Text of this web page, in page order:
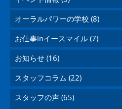
オーラルパワーの学校 (8)
お仕事inイースマイル (7)
お知らせ (16)
スタッフコラム (22)
スタッフの声 (65)